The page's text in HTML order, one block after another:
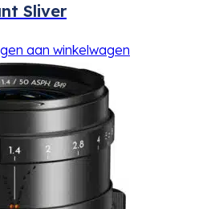
Sliver
aan winkelwagen